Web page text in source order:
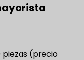
piezas (precio